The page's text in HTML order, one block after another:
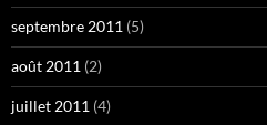
septembre 2011 (5)
août 2011 (2)
juillet 2011 (4)